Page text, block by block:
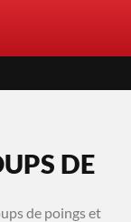
DE
de poings et